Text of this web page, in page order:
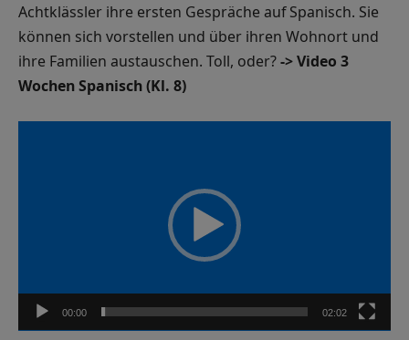
Achtklässler ihre ersten Gespräche auf Spanisch. Sie
können sich vorstellen und über ihren Wohnort und
ihre Familien austauschen. Toll, oder?-> Video 3
Wochen Spanisch (Kl. 8)
00:00 02:02